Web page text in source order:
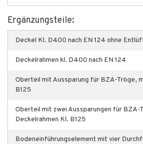
Ergänzungsteile:
Deckel Kl. D400 nach EN 124 ohne
Deckelrahmen kl. D400 nach EN 124
Oberteil mit Aussparung für BZA-Tröge,
B125
Oberteil mit zwei Aussparungen für BZA-
Deckelrahmen Kl. B125
Bodeneinführungselement mit vier